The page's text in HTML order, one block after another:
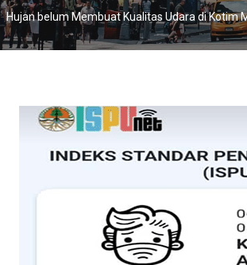
-Hujan belum Membuat Kualitas Udara di Kotim